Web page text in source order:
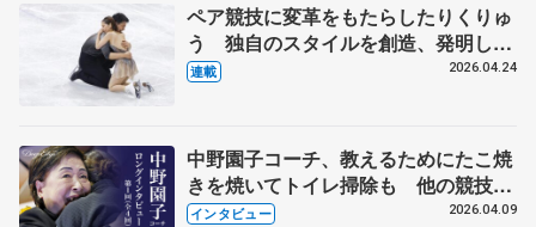
ペア競技に変革をもたらしたりくりゅ
う 独自のスタイルを創造、発明した
【引退発表後②】
連載 2026.04.24
中野園子コーチ、教えるためにたこ焼
きを焼いてトイレ掃除も 他の競技に
も通用するという坂本花織の筋肉
インタビュー 2026.04.09